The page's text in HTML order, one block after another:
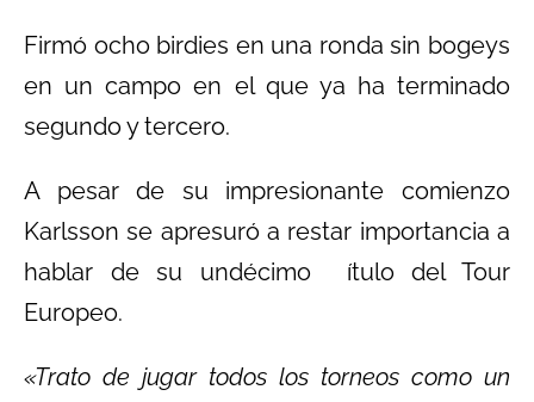
Firmó ocho birdies en una ronda sin bogeys
en un campo en el que ya ha terminado
segundo y tercero.
A pesar de su impresionante comienzo
Karlsson se apresuró a restar importancia a
hablar de su undécimo ítulo del Tour
Europeo.
«Trato de jugar todos los torneos como un